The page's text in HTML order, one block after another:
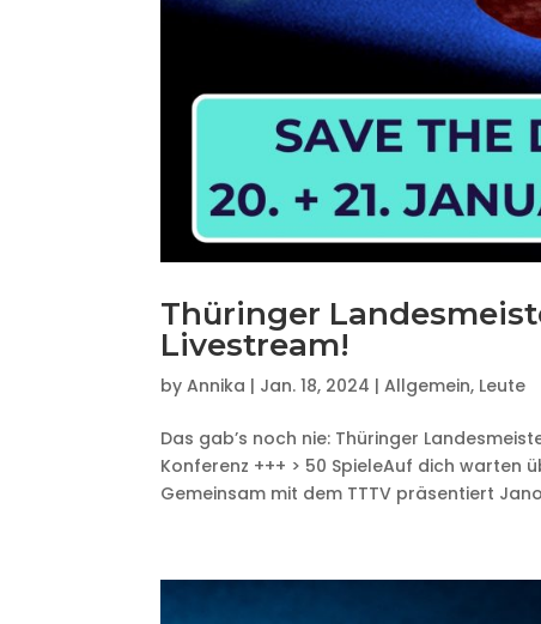
Thüringer
Livestream!
byAnnika | Jan. 18, 2024 |Allgemein, Leute
Das gab’s noch nie: Thüringer
Konferenz +++ > 50 SpieleAuf dich warten
Gemeinsam mit dem TTTV präsentiert